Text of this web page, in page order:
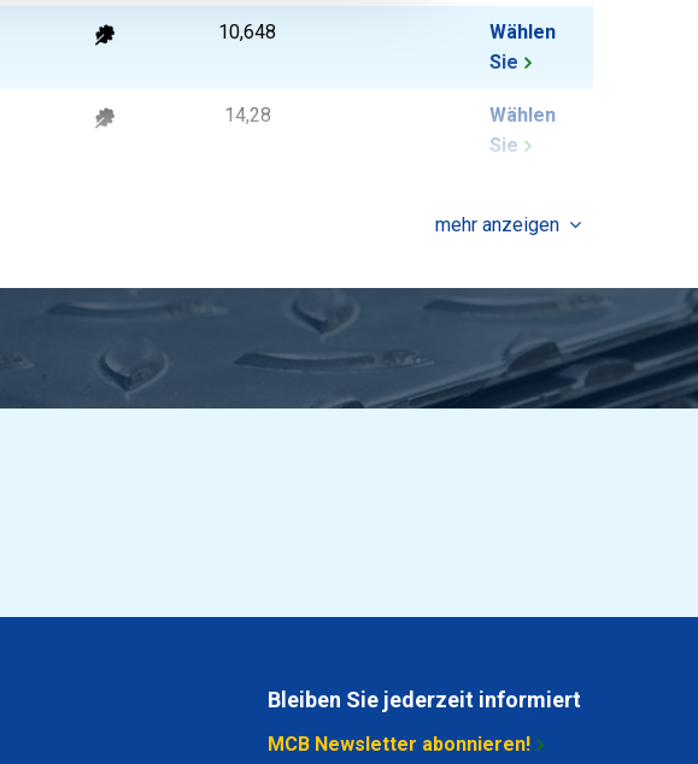
10,648
Wählen
Sie
14,28
Wählen
Sie
mehr anzeigen
Bleiben Sie jederzeit informiert
MCB Newsletter abonnieren!